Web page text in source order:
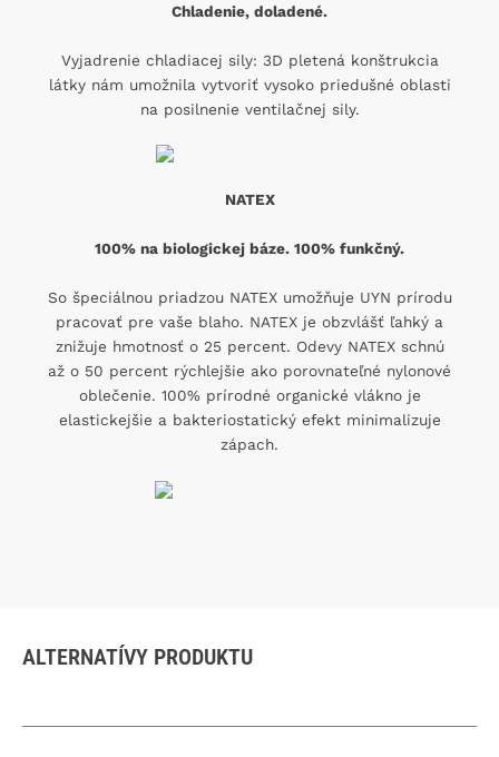
Chladenie, doladené.
Vyjadrenie chladiacej sily: 3D pletená konštrukcia
látky nám umožnila vytvoriť vysoko priedušné oblasti
na posilnenie ventilačnej sily.
NATEX
100% na biologickej báze. 100% funkčný.
So špeciálnou priadzou NATEX umožňuje UYN prírodu
pracovať pre vaše blaho. NATEX je obzvlášť ľahký a
znižuje hmotnosť o 25 percent. Odevy NATEX schnú
až o 50 percent rýchlejšie ako porovnateľné nylonové
oblečenie. 100% prírodné organické vlákno je
elastickejšie a bakteriostatický efekt minimalizuje
zápach.
ALTERNATÍVY PRODUKTU